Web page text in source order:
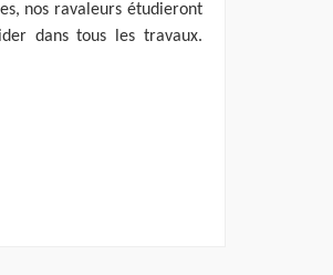
nos ravaleurs étudieront
dans tous les travaux.